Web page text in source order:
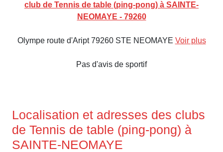
club de Tennis de table (ping-pong) à SAINTE-
NEOMAYE - 79260
Olympe route d'Aript 79260 STE NEOMAYE Voir plus
Pas d'avis de sportif
Localisation et adresses des clubs
de Tennis de table (ping-pong) à
SAINTE-NEOMAYE